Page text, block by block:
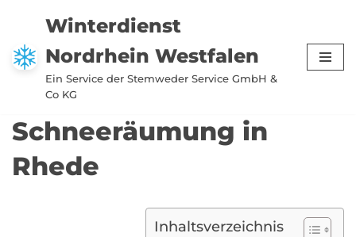
Zum
Inhalt
springen
Winterdienst
Nordrhein Westfalen
Ein Service der Stemweder Service GmbH &
Co KG
Schneeräumung in
Rhede
Inhaltsverzeichnis